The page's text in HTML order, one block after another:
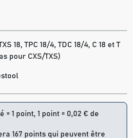
18, TPC 18/4, TDC 18/4, C 18 et T
pour CXS/TXS)
= 1 point, 1 point = 0,02 € de
167 points qui peuvent être